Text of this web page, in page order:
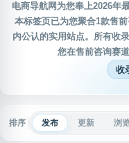
电商导航网为您奉上2026年
本标签页已为您聚合1款售
内公认的实用站点。所有收
您在售前咨询赛
收
排序 发布 更新 浏